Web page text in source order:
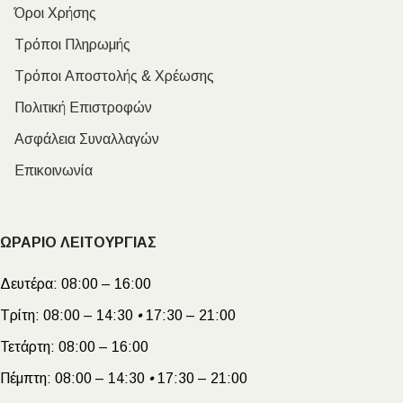
Όροι Χρήσης
Τρόποι Πληρωμής
Τρόποι Αποστολής & Χρέωσης
Πολιτική Επιστροφών
Ασφάλεια Συναλλαγών
Επικοινωνία
ΩΡΑΡΙΟ ΛΕΙΤΟΥΡΓΙΑΣ
Δευτέρα: 08:00 – 16:00
Τρίτη: 08:00 – 14:30 •17:30 – 21:00
Τετάρτη: 08:00 – 16:00
Πέμπτη: 08:00 – 14:30 •17:30 – 21:00